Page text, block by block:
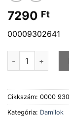
7290 Ft
00009302641
Damil STIHL
Cikkszám: 0000
Kategória: Damilok